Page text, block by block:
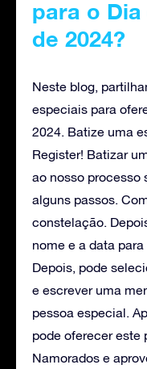
para o
de 2024?
Neste blog,
especiais para
2024. Batize uma
Register! Batizar
ao nosso processo
alguns passos.
constelação.
nome e a data
Depois, pode
e escrever uma
pessoa especial.
pode oferecer este
Namorados e